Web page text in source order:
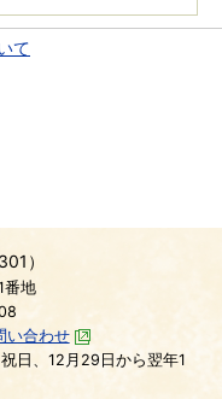
て
）
番地
い合わせ
日、12月29日から翌年1